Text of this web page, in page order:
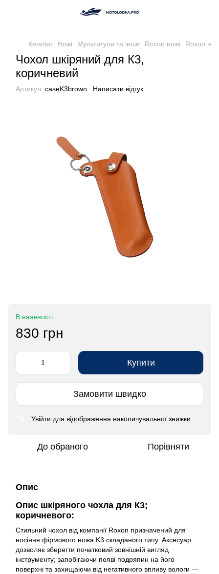
Кемпінг Ножі Мультитули та інше Roxon ножi Roxon
Чохол шкіряний для К3,
коричневий
Артикул: caseK3brown Написати відгук
В наявності
830 грн
Купити
Замовити швидко
Увійти для відображення накопичувальної знижки
До обраного Порівняти
Опис
Опис шкіряного чохла для К3;
коричневого:
Стильний чохол від компанії Roxon призначений для
носіння фірмового ножа K3 складаного типу. Аксесуар
дозволяє зберегти початковий зовнішній вигляд
інструменту; запобігаючи появі подряпин на його
поверхні та захищаючи від негативного впливу вологи —